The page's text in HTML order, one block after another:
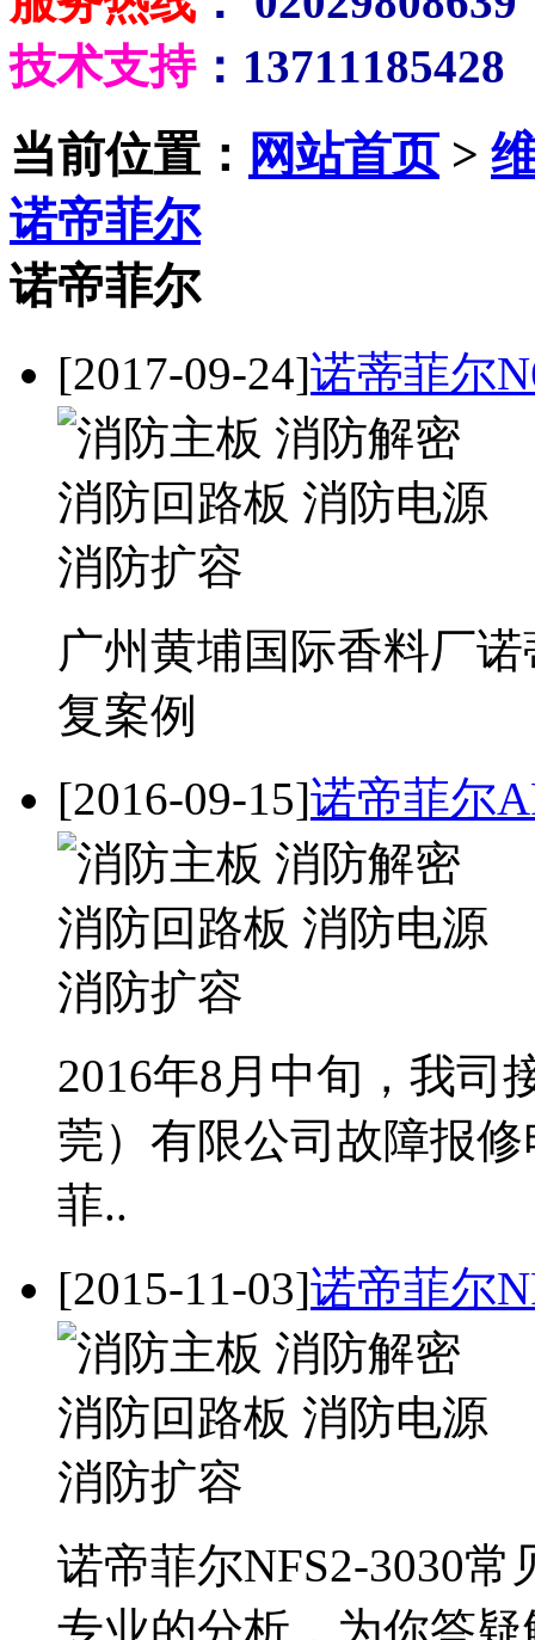
技术支持：13711185428
当前位置： 网站首页>
诺帝菲尔
诺帝菲尔
[2017-09-24]诺蒂菲尔
广州黄埔国际香料厂
复案例
[2016-09-15]诺帝菲尔
2016年8月中旬，我司
莞）有限公司故障报
菲..
[2015-11-03]诺帝菲尔
诺帝菲尔NFS2-3030
专业的分析，为你答